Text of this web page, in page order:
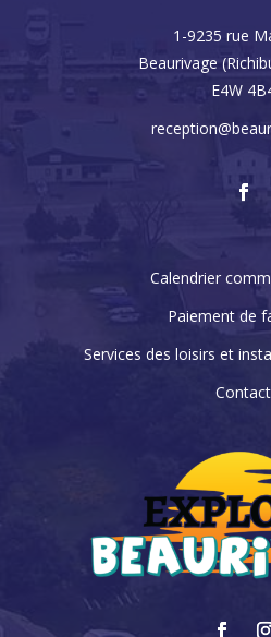
1-9235 rue
Beaurivage
E4W
Calendrier
Paiement de
Services des loisirs et
Contact